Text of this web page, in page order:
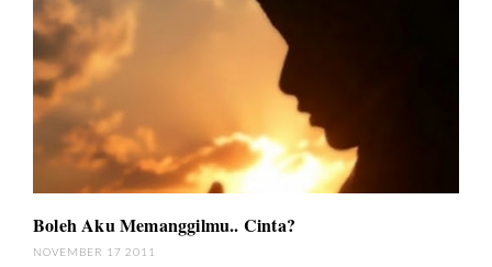
Boleh Aku Memanggilmu.. Cinta?
NOVEMBER 17 2011